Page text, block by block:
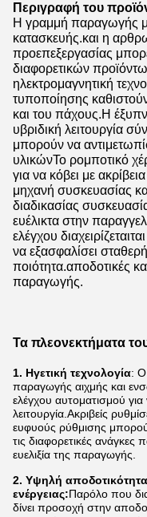
Περιγραφή του
Η γραμμή παραγωγής
κατασκευής.και η
προεπεξεργασίας
διαφορετικών
ηλεκτρομαγνητική
τυποποίησης
και του πάχους.Η
υβριδική λειτουργία
μπορούν να
υλικώνΤο ρομποτικό
για να κόβει με
μηχανή συσκευασίας
διαδικασίας
ευέλικτα στην
ελέγχου
να εξασφαλίσει
ποιότητα.αποδοτικές
παραγωγής.
Τα πλεονεκτήματα
1. Ηγετική τεχνολογία: Ο
παραγωγής αιχμής και
ελέγχου αυτοματισμού για
λειτουργία.Ακριβείς
ευφυούς ρύθμισης
τις διαφορετικές
ευελιξία της παραγωγής.
2. Υψηλή
ενέργειας:Παρόλο που
δίνει προσοχή στην